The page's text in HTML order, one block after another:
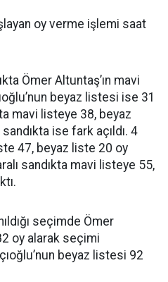
oy verme işlemi saat
Ömer Altuntaş’ın mavi
beyaz listesi ise 31
mavi listeye 38, beyaz
ise fark açıldı. 4
47, beyaz liste 20 oy
sandıkta mavi listeye 55,
seçimde Ömer
oy alarak seçimi
beyaz listesi 92